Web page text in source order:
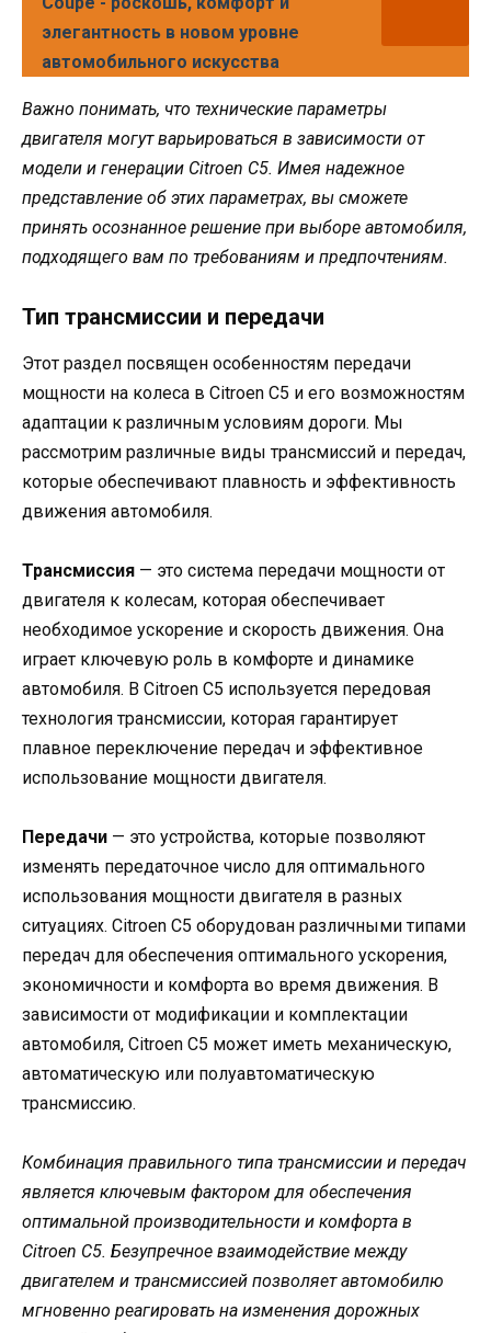
элегантность в новом уровне
автомобильного искусства
Важно понимать, что технические параметры
двигателя могут варьироваться в зависимости от
модели и генерации Citroen C5. Имея надежное
представление об этих параметрах, вы сможете
принять осознанное решение при выборе автомобиля,
подходящего вам по требованиям и предпочтениям.
Тип трансмиссии и передачи
Этот раздел посвящен особенностям передачи
мощности на колеса в Citroen C5 и его возможностям
адаптации к различным условиям дороги. Мы
рассмотрим различные виды трансмиссий и передач,
которые обеспечивают плавность и эффективность
движения автомобиля.
Трансмиссия — это система передачи мощности от
двигателя к колесам, которая обеспечивает
необходимое ускорение и скорость движения. Она
играет ключевую роль в комфорте и динамике
автомобиля. В Citroen C5 используется передовая
технология трансмиссии, которая гарантирует
плавное переключение передач и эффективное
использование мощности двигателя.
Передачи — это устройства, которые позволяют
изменять передаточное число для оптимального
использования мощности двигателя в разных
ситуациях. Citroen C5 оборудован различными типами
передач для обеспечения оптимального ускорения,
экономичности и комфорта во время движения. В
зависимости от модификации и комплектации
автомобиля, Citroen C5 может иметь механическую,
автоматическую или полуавтоматическую
трансмиссию.
Комбинация правильного типа трансмиссии и передач
является ключевым фактором для обеспечения
оптимальной производительности и комфорта в
Citroen C5. Безупречное взаимодействие между
двигателем и трансмиссией позволяет автомобилю
мгновенно реагировать на изменения дорожных